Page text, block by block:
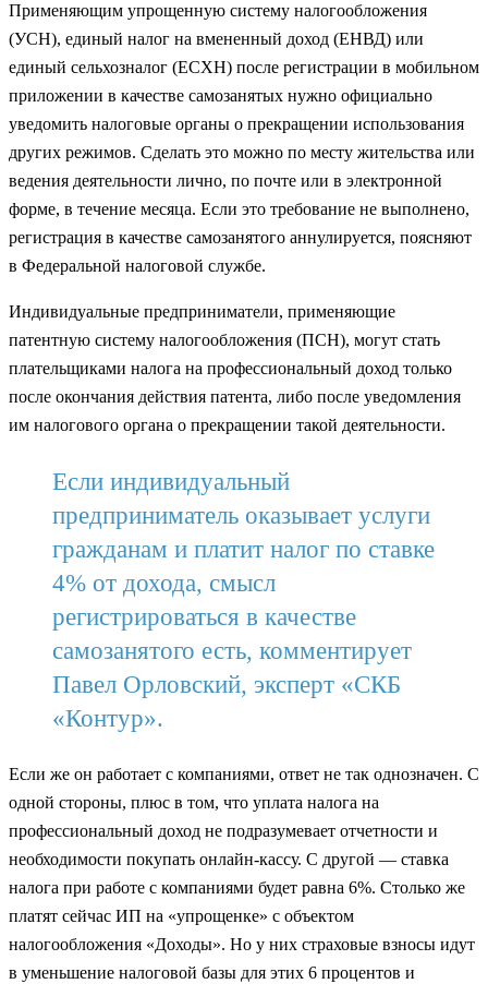
Применяющим упрощенную систему налогообложения
(УСН), единый налог на вмененный доход (ЕНВД) или
единый сельхозналог (ЕСХН) после регистрации в мобильном
приложении в качестве самозанятых нужно официально
уведомить налоговые органы о прекращении использования
других режимов. Сделать это можно по месту жительства или
ведения деятельности лично, по почте или в электронной
форме, в течение месяца. Если это требование не выполнено,
регистрация в качестве самозанятого аннулируется, поясняют
в Федеральной налоговой службе.
Индивидуальные предприниматели, применяющие
патентную систему налогообложения (ПСН), могут стать
плательщиками налога на профессиональный доход только
после окончания действия патента, либо после уведомления
им налогового органа о прекращении такой деятельности.
Если индивидуальный
предприниматель оказывает услуги
гражданам и платит налог по ставке
4% от дохода, смысл
регистрироваться в качестве
самозанятого есть, комментирует
Павел Орловский, эксперт «СКБ
«Контур».
Если же он работает с компаниями, ответ не так однозначен. С
одной стороны, плюс в том, что уплата налога на
профессиональный доход не подразумевает отчетности и
необходимости покупать онлайн-кассу. С другой — ставка
налога при работе с компаниями будет равна 6%. Столько же
платят сейчас ИП на «упрощенке» с объектом
налогообложения «Доходы». Но у них страховые взносы идут
в уменьшение налоговой базы для этих 6 процентов и